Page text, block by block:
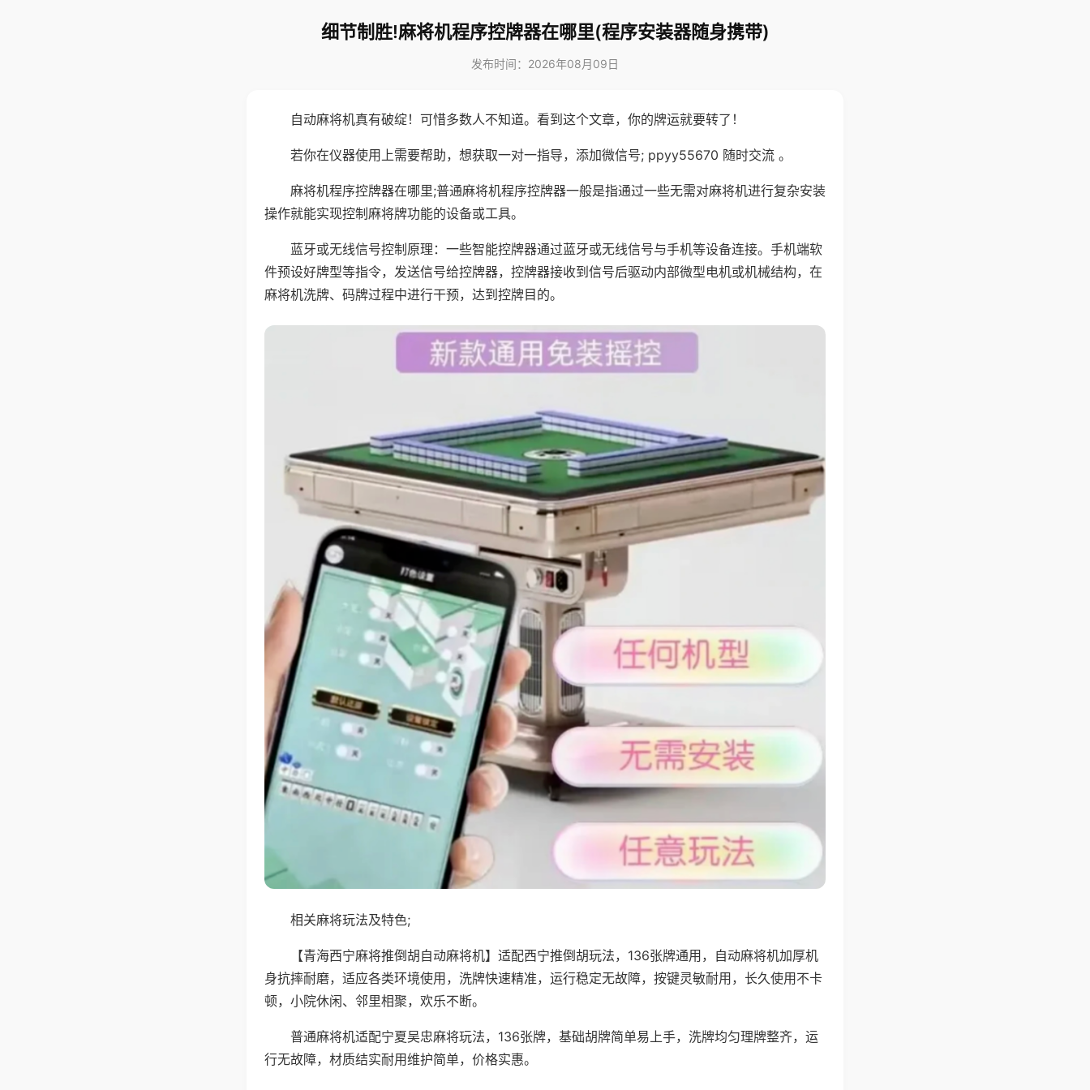
细节制胜!麻将机程序控牌器在哪里(程序安装器随身携带)
发布时间：2026年08月09日
自动麻将机真有破绽！可惜多数人不知道。看到这个文章，你的牌运就要转了！
若你在仪器使用上需要帮助，想获取一对一指导，添加微信号; ppyy55670 随时交流 。
麻将机程序控牌器在哪里;普通麻将机程序控牌器一般是指通过一些无需对麻将机进行复杂安装
操作就能实现控制麻将牌功能的设备或工具。
蓝牙或无线信号控制原理：一些智能控牌器通过蓝牙或无线信号与手机等设备连接。手机端软
件预设好牌型等指令，发送信号给控牌器，控牌器接收到信号后驱动内部微型电机或机械结构，在
麻将机洗牌、码牌过程中进行干预，达到控牌目的。
相关麻将玩法及特色;
【青海西宁麻将推倒胡自动麻将机】适配西宁推倒胡玩法，136张牌通用，自动麻将机加厚机
身抗摔耐磨，适应各类环境使用，洗牌快速精准，运行稳定无故障，按键灵敏耐用，长久使用不卡
顿，小院休闲、邻里相聚，欢乐不断。
普通麻将机适配宁夏吴忠麻将玩法，136张牌，基础胡牌简单易上手，洗牌均匀理牌整齐，运
行无故障，材质结实耐用维护简单，价格实惠。